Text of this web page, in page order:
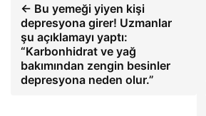
← Bu yemeği yiyen kişi
depresyona girer! Uzmanlar
şu açıklamayı yaptı:
“Karbonhidrat ve yağ
bakımından zengin besinler
depresyona neden olur.”